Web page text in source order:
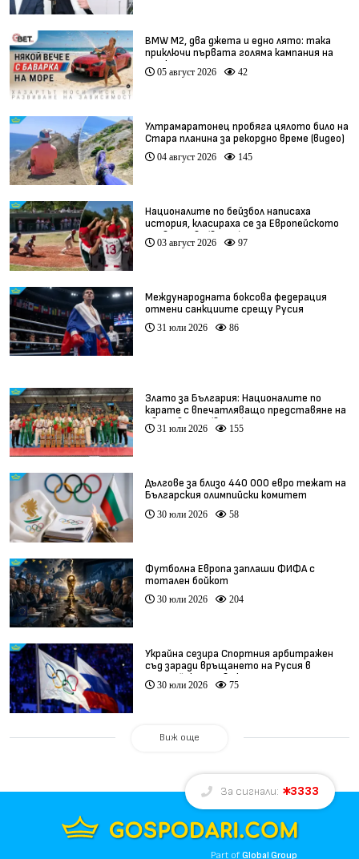
BMW М2, два джета и едно лято: така
приключи първата голяма кампания на
BET.bg
05 август 2026 42
Ултрамаратонец пробяга цялото било на
Стара планина за рекордно време (видео)
04 август 2026 145
Националите по бейзбол написаха
история, класираха се за Европейското
първенство (видео)
03 август 2026 97
Международната боксова федерация
отмени санкциите срещу Русия
31 юли 2026 86
Злато за България: Националите по
карате с впечатляващо представяне на
Световното (видео)
31 юли 2026 155
Дългове за близо 440 000 евро тежат на
Българския олимпийски комитет
30 юли 2026 58
Футболна Европа заплаши ФИФА с
тотален бойкот
30 юли 2026 204
Украйна сезира Спортния арбитражен
съд заради връщането на Русия в
олимпийското движение
30 юли 2026 75
Виж още
За сигнали: 3333
Part ofGlobal Group